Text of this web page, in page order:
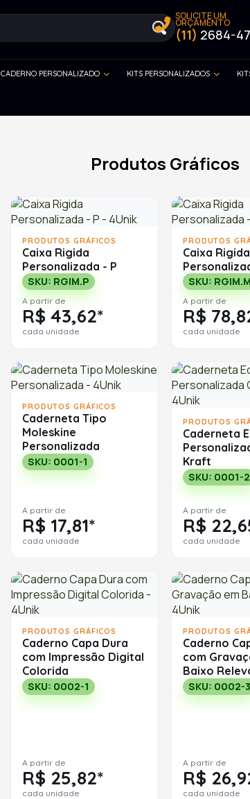
SOLICITE UM
ORÇAMENTO
(11) 2684-
CADERNO PERSONALIZADO KITS PERSONALIZADOS
Produtos Gráficos
PRODUTOS GRÁFICOS
Caixa Rigida
Personalizada - P
SKU: RGIM.P
A partir de
R$ 43,62*
cada unidade
PRODUTOS
Caixa Rigida
SKU: RGIM.M
A partir de
R$
cada unidade
PRODUTOS GRÁFICOS
Caderneta Tipo
Moleskine
Personalizada
SKU: 0001-1
A partir de
R$ 17,81*
cada unidade
PRODUTOS
Caderneta
Kraft
SKU: 0001-2
A partir de
R$
cada unidade
PRODUTOS GRÁFICOS
Caderno Capa Dura
com Impressão Digital
Colorida
SKU: 0002-1
A partir de
R$ 25,82*
cada unidade
PRODUTOS
Caderno
com
Baixo
SKU: 0002-3
A partir de
R$
cada unidade